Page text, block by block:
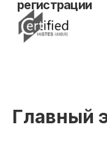
Главный